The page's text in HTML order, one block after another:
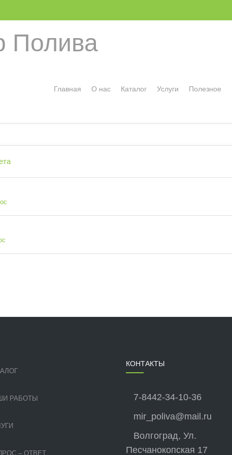
Полива
Главная О нас Каталог Услуги Полезное
РАБОТЫ
– ОТВЕТ
КОНТАКТЫ
7-8442-34-10-36
mir_poliva@mail.ru
Волгоград, Ул.
Песчанокопская 17